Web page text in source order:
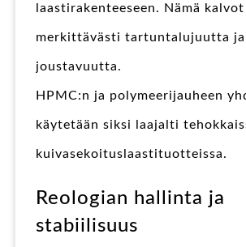
laastirakenteeseen. Nämä
merkittävästi tartuntalujuutta ja
joustavuutta.
HPMC:n ja polymeerijauheen
käytetään siksi laajalti
kuivasekoituslaastituotteissa.
Reologian hallinta ja
stabiilisuus